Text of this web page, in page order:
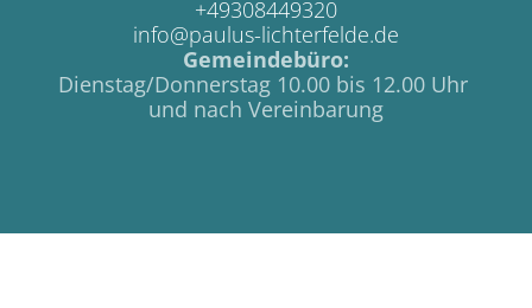
+49308449320
info@paulus-lichterfelde.de
Gemeindebüro:
Dienstag/Donnerstag 10.00 bis 12.00 Uhr
und nach Vereinbarung